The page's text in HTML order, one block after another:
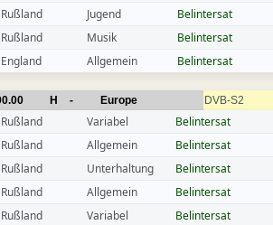
Rußland Jugend Belintersat
Rußland Musik Belintersat
England Allgemein Belintersat
H - Europe DVB-S2
Rußland Variabel Belintersat
Rußland Allgemein Belintersat
Rußland Unterhaltung Belintersat
Rußland Allgemein Belintersat
Rußland Variabel Belintersat